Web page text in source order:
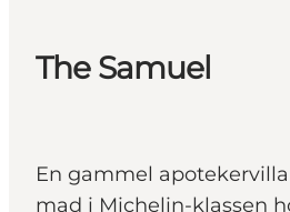
The Samuel
En gammel
mad i Michelin-klassen